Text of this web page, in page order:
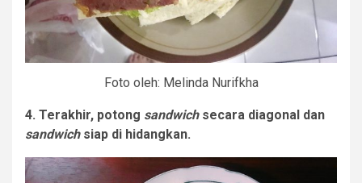
Foto oleh: Melinda Nurifkha
4. Terakhir, potong sandwichsecara diagonal dan
sandwichsiap di hidangkan.